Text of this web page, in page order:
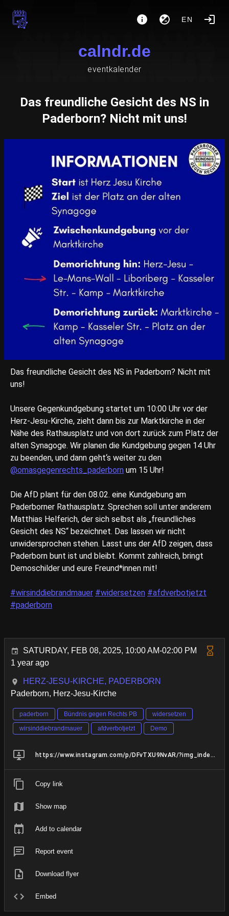
EN
calndr.de
eventkalender
Das freundliche Gesicht des NS in
Paderborn? Nicht mit uns!
Das freundliche Gesicht des NS in Paderborn? Nicht mit
uns!
Unsere Gegenkundgebung startet um 10:00 Uhr vor der
Herz-Jesu-Kirche, zieht dann bis zur Marktkirche in der
Nähe des Rathausplatz und von dort zurück zum Platz der
alten Synagoge. Wir planen die Kundgebung gegen 14 Uhr
zu beenden, und dann geht‘s weiter zu den
@omasgegenrechts_paderborn um 15 Uhr!
Die AfD plant für den 08.02. eine Kundgebung am
Paderborner Rathausplatz. Sprechen soll unter anderem
Matthias Helferich, der sich selbst als „freundliches
Gesicht des NS“ bezeichnet. Das lassen wir nicht
unwidersprochen stehen. Lasst uns der AfD zeigen, dass
Paderborn bunt ist und bleibt. Kommt zahlreich, bringt
Demoschilder und eure Freund*innen mit!
#wirsinddiebrandmauer #widersetzen #afdverbotjetzt
#paderborn
SATURDAY, FEB 08, 2025, 10:00 AM-02:00 PM
1 year ago
HERZ-JESU-KIRCHE, PADERBORN
Paderborn, Herz-Jesu-Kirche
paderborn Bündnis gegen Rechts PB
widersetzen
wirsinddiebrandmauer
afdverbotjetzt Demo
https://www.instagram.com/p/DFvTXU9NvAR/?img_index=1
Copy link
Show map
Add to calendar
Report event
Download flyer
Embed